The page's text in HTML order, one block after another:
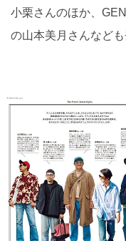
小栗さんのほか、
の山本美月さんなども